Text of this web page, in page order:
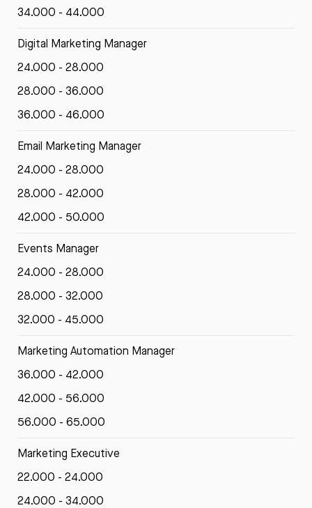
34.000 - 44.000
Digital Marketing Manager
24.000 - 28.000
28.000 - 36.000
36.000 - 46.000
Email Marketing Manager
24.000 - 28.000
28.000 - 42.000
42.000 - 50.000
Events Manager
24.000 - 28.000
28.000 - 32.000
32.000 - 45.000
Marketing Automation Manager
36.000 - 42.000
42.000 - 56.000
56.000 - 65.000
Marketing Executive
22.000 - 24.000
24.000 - 34.000